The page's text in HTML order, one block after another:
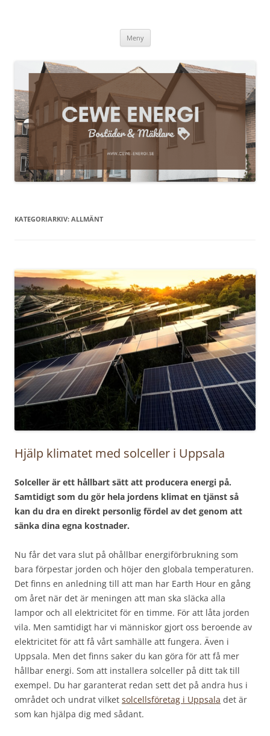
Meny Hoppa
innehåll
KATEGORIARKIV: ALLMÄNT
Hjälp klimatet med solceller i Uppsala
Solceller är ett hållbart sätt att producera energi på.
Samtidigt som du gör hela jordens klimat en tjänst så
kan du dra en direkt personlig fördel av det genom att
sänka dina egna kostnader.
Nu får det vara slut på ohållbar energiförbrukning som
bara förpestar jorden och höjer den globala temperaturen.
Det finns en anledning till att man har Earth Hour en gång
om året när det är meningen att man ska släcka alla
lampor och all elektricitet för en timme. För att låta jorden
vila. Men samtidigt har vi människor gjort oss beroende av
elektricitet för att få vårt samhälle att fungera. Även i
Uppsala. Men det finns saker du kan göra för att få mer
hållbar energi. Som att installera solceller på ditt tak till
exempel. Du har garanterat redan sett det på andra hus i
området och undrat vilket solcellsföretag i Uppsala det är
som kan hjälpa dig med sådant.